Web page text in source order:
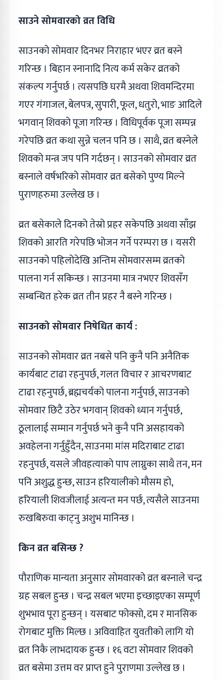
साउने सोमवारको व्रत विधि
साउनको सोमवार दिनभर निराहार भएर व्रत बस्ने
गरिन्छ । बिहान स्नानादि नित्य कर्म सकेर व्रतको
संकल्प गर्नुपर्छ । त्यसपछि घरमै अथवा शिवमन्दिरमा
गएर गंगाजल, बेलपत्र, सुपारी, फूल, धतुरो, भाङ आदिले
भगवान् शिवको पूजा गरिन्छ । विधिपूर्वक पूजा सम्पन्न
गरेपछि व्रत कथा सुन्ने चलन पनि छ । साथै, व्रत बस्नेले
शिवको मन्त्र जप पनि गर्दछन् । साउनको सोमवार व्रत
बस्नाले वर्षभरिको सोमवार व्रत बसेको पुण्य मिल्ने
पुराणहरुमा उल्लेख छ ।
व्रत बसेकाले दिनको तेस्रो प्रहर सकेपछि अथवा साँझ
शिवको आरति गरेपछि भोजन गर्ने परम्परा छ । यसरी
साउनको पहिलोदेखि अन्तिम सोमवारसम्म व्रतको
पालना गर्न सकिन्छ । साउनमा मात्र नभएर शिवसँग
सम्बन्धित हरेक व्रत तीन प्रहर नै बस्ने गरिन्छ ।
साउनको सोमवार निषेधित कार्य :
साउनको सोमवार व्रत नबसे पनि कुनै पनि अनैतिक
कार्यबाट टाढा रहनुपर्छ, गलत विचार र आचरणबाट
टाढा रहनुपर्छ, ब्रह्मचर्यको पालना गर्नुपर्छ, साउनको
सोमवार छिटै उठेर भगवान् शिवको ध्यान गर्नुपर्छ,
ठूलालाई सम्मान गर्नुपर्छ भने कुनै पनि असहायको
अवहेलना गर्नुहुँदैन, साउनमा मांस मदिराबाट टाढा
रहनुपर्छ, यसले जीवहत्याको पाप लाग्नुका साथै तन, मन
पनि अशुद्ध हुन्छ, साउन हरियालीको मौसम हो,
हरियाली शिवजीलाई अत्यन्त मन पर्छ, त्यसैले साउनमा
रुखबिरुवा काट्नु अशुभ मानिन्छ ।
किन व्रत बसिन्छ ?
पौराणिक मान्यता अनुसार सोमवारको व्रत बस्नाले चन्द्र
ग्रह सबल हुन्छ । चन्द्र सबल भएमा इच्छाइएका सम्पूर्ण
शुभभाव पूरा हुन्छन् । यसबाट फोक्सो, दम र मानसिक
रोगबाट मुक्ति मिल्छ । अविवाहित युवतीको लागि यो
व्रत निकै लाभदायक हुन्छ । १६ वटा सोमवार शिवको
व्रत बसेमा उत्तम वर प्राप्त हुने पुराणमा उल्लेख छ ।